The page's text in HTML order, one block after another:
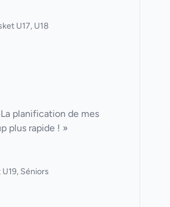
U17, U18
planification de mes
plus rapide ! »
Séniors